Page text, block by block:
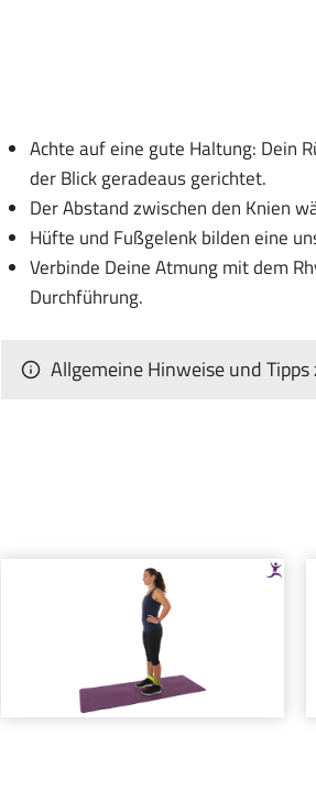
Achte auf eine gute Haltung: Dein
der Blick geradeaus gerichtet.
Der Abstand zwischen den Knien
Hüfte und Fußgelenk bilden eine
Verbinde Deine Atmung mit dem
Durchführung.
Allgemeine Hinweise und Tipps